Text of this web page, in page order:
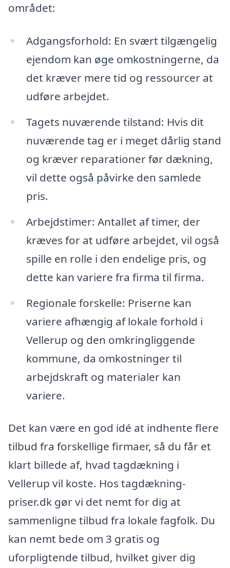
området:
Adgangsforhold: En svært tilgængelig
ejendom kan øge omkostningerne, da
det kræver mere tid og ressourcer at
udføre arbejdet.
Tagets nuværende tilstand: Hvis dit
nuværende tag er i meget dårlig stand
og kræver reparationer før dækning,
vil dette også påvirke den samlede
pris.
Arbejdstimer: Antallet af timer, der
kræves for at udføre arbejdet, vil også
spille en rolle i den endelige pris, og
dette kan variere fra firma til firma.
Regionale forskelle: Priserne kan
variere afhængig af lokale forhold i
Vellerup og den omkringliggende
kommune, da omkostninger til
arbejdskraft og materialer kan
variere.
Det kan være en god idé at indhente flere
tilbud fra forskellige firmaer, så du får et
klart billede af, hvad tagdækning i
Vellerup vil koste. Hos tagdækning-
priser.dk gør vi det nemt for dig at
sammenligne tilbud fra lokale fagfolk. Du
kan nemt bede om 3 gratis og
uforpligtende tilbud, hvilket giver dig